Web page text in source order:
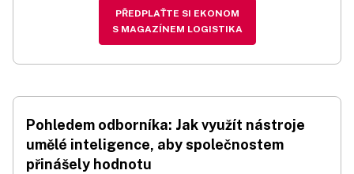
PŘEDPLAŤTE SI EKONOM
S MAGAZÍNEM LOGISTIKA
Pohledem odborníka: Jak využít nástroje
umělé inteligence, aby společnostem
přinášely hodnotu